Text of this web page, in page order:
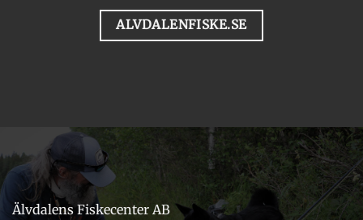
ALVDALENFISKE.SE
Älvdalens Fiskecenter AB